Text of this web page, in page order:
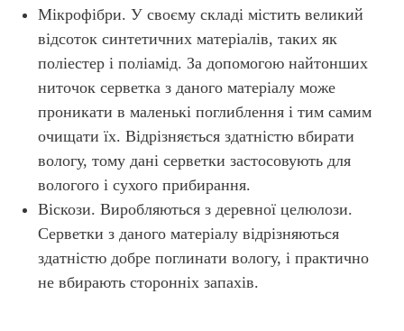
Мікрофібри. У своєму складі містить великий
відсоток синтетичних матеріалів, таких як
поліестер і поліамід. За допомогою найтонших
ниточок серветка з даного матеріалу може
проникати в маленькі поглиблення і тим самим
очищати їх. Відрізняється здатністю вбирати
вологу, тому дані серветки застосовують для
вологого і сухого прибирання.
Віскози. Виробляються з деревної целюлози.
Серветки з даного матеріалу відрізняються
здатністю добре поглинати вологу, і практично
не вбирають сторонніх запахів.